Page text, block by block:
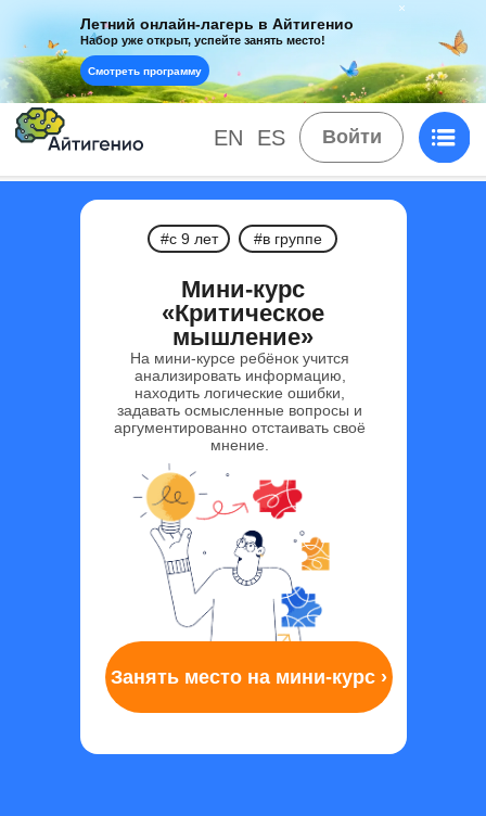
Смотреть программу
Летний онлайн-лагерь в Айтигенио
Набор уже открыт, успейте занять место!
Войти
EN ES
На мини-курсе ребёнок учится
анализировать информацию,
находить логические ошибки,
задавать осмысленные вопросы и
аргументированно отстаивать своё
мнение.
Мини-курс
«Критическое
мышление»
#с 9 лет #в группе
Занять место на мини-курс ›